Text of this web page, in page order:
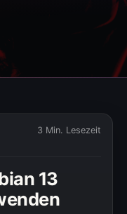
3 Min. Lesezeit
13